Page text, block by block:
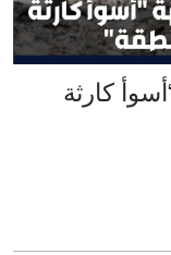
كارثة